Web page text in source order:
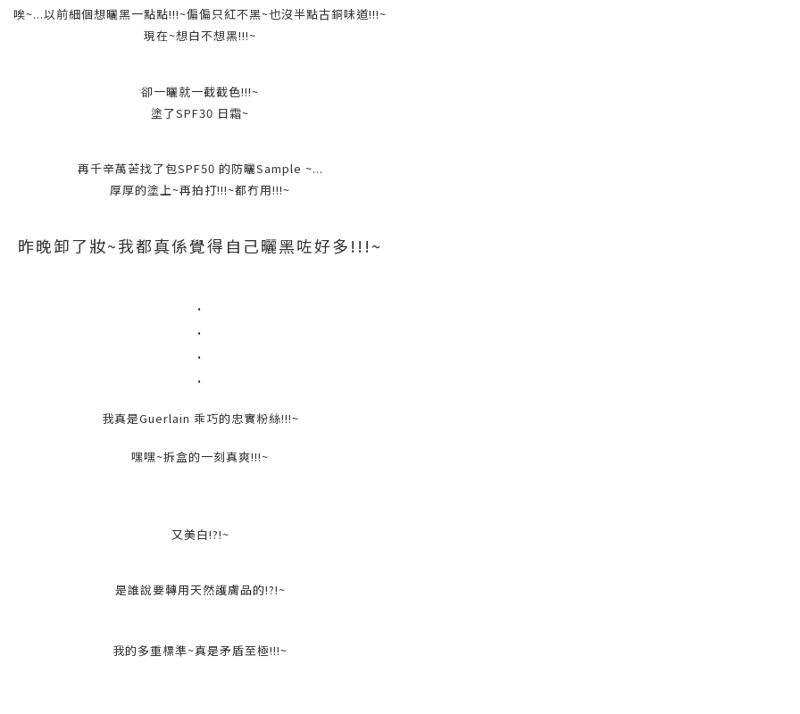
唉~...以前細個想曬黑一點點!!!~偏偏只紅不黑~也沒半點古銅味道!!!~
現在~想白不想黑!!!~
卻一曬就一截截色!!!~
塗了SPF30 日霜~
再千辛萬苦找了包SPF50 的防曬Sample ~...
厚厚的塗上~再拍打!!!~都冇用!!!~
昨晚卸了妝~我都真係覺得自己曬黑咗好多!!!~
.
.
.
.
我真是Guerlain 乖巧的忠實粉絲!!!~
嘿嘿~拆盒的一刻真爽!!!~
又美白!?!~
是誰說要轉用天然護膚品的!?!~
我的多重標準~真是矛盾至極!!!~